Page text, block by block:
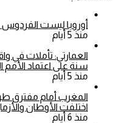
أوروبا ليست الفردوس
منذ 5 أيام
سنة على اعتماد الأمم
منذ 5 أيام
المغرب أمام مفترق
اختلفت الأوطان
منذ 6 أيام